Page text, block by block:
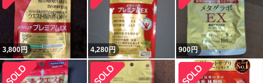
3,800円 4,280円 900円